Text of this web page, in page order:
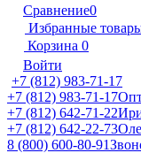
Сравнение0
Избранные
Корзина 0
Войти
+7 (812) 983-71-17
+7 (812) 983-71-17
+7 (812) 642-71-22
+7 (812) 642-22-73
8 (800) 600-80-91